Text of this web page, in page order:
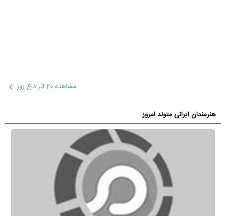
مشاهده 20 اثر داغ روز
هنرمندان ایرانی متولد امروز